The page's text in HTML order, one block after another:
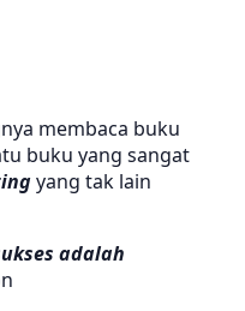
membaca buku
buku yang sangat
yang tak lain
adalah